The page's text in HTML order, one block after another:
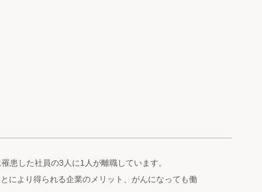
患した社員の3人に1人が離職しています。
により得られる企業のメリット、がんになっても働